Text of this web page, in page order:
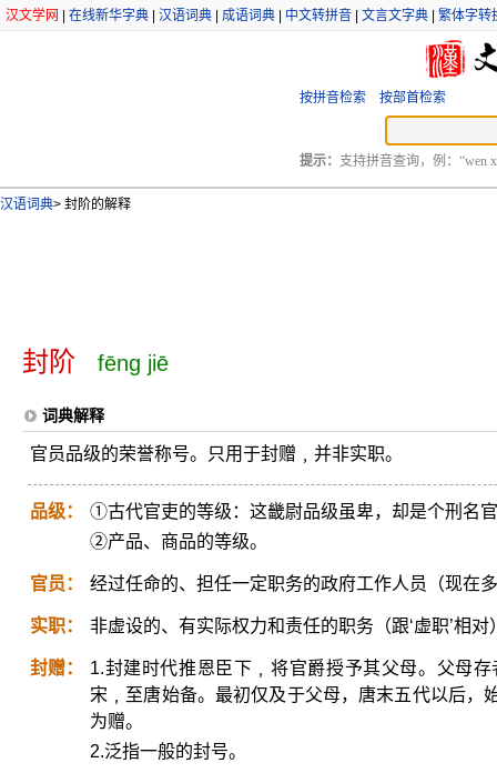
汉文学网 在线新华字典 汉语词典 成语词典 中文转拼音 文言文字典 繁体字转
按拼音检索 按部首检索
提示： 支持拼音查询，例：“wen
汉语词典> 封阶的解释
封阶 fēng jiē
词典解释
官员品级的荣誉称号。只用于封赠﹐并非实职。
品级：
①古代官吏的等级：这畿尉品级虽卑，却是个刑名
②产品、商品的等级。
官员： 经过任命的、担任一定职务的政府工作人员（现在
实职： 非虚设的、有实际权力和责任的职务（跟‘虚职’相对
封赠：
1.封建时代推恩臣下﹐将官爵授予其父母。父母
宋﹐至唐始备。最初仅及于父母，唐末五代以后，
为赠。
2.泛指一般的封号。